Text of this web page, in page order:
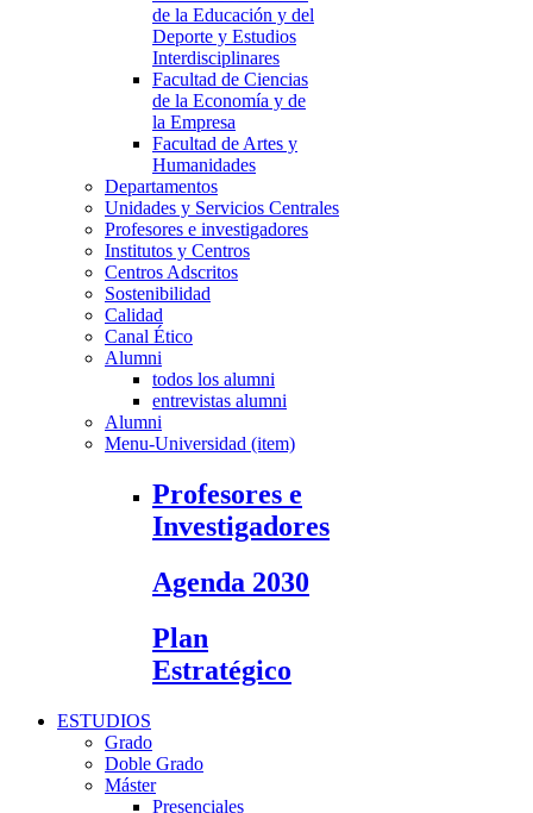
de la Educación y del
Deporte y Estudios
Interdisciplinares
Facultad de Ciencias
de la Economía y de
la Empresa
Facultad de Artes y
Humanidades
Departamentos
Unidades y Servicios Centrales
Profesores e investigadores
Institutos y Centros
Centros Adscritos
Sostenibilidad
Calidad
Canal Ético
Alumni
todos los alumni
entrevistas alumni
Alumni
Menu-Universidad (item)
Profesores e
Investigadores
Agenda 2030
Plan
Estratégico
ESTUDIOS
Grado
Doble Grado
Máster
Presenciales